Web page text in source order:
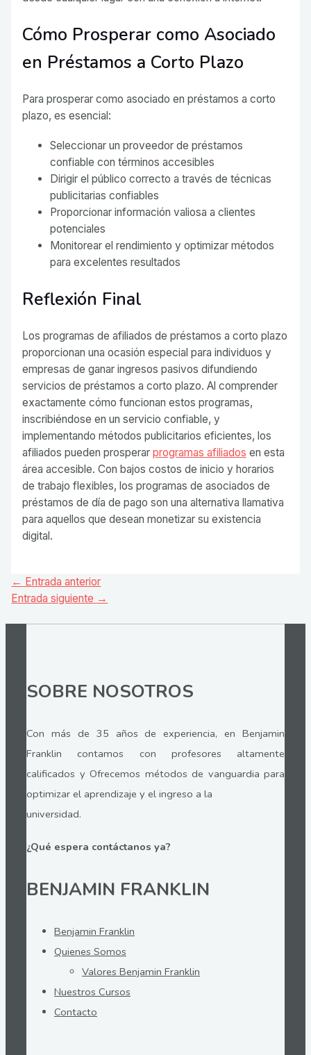
Cómo Prosperar como Asociado
en Préstamos a Corto Plazo
Para prosperar como asociado en préstamos a corto
plazo, es esencial:
Seleccionar un proveedor de préstamos
confiable con términos accesibles
Dirigir el público correcto a través de técnicas
publicitarias confiables
Proporcionar información valiosa a clientes
potenciales
Monitorear el rendimiento y optimizar métodos
para excelentes resultados
Reflexión Final
Los programas de afiliados de préstamos a corto plazo
proporcionan una ocasión especial para individuos y
empresas de ganar ingresos pasivos difundiendo
servicios de préstamos a corto plazo. Al comprender
exactamente cómo funcionan estos programas,
inscribiéndose en un servicio confiable, y
implementando métodos publicitarios eficientes, los
afiliados pueden prosperar programas afiliados en esta
área accesible. Con bajos costos de inicio y horarios
de trabajo flexibles, los programas de asociados de
préstamos de día de pago son una alternativa llamativa
para aquellos que desean monetizar su existencia
digital.
Navegación
de
← Entrada anterior
Entrada siguiente →
SOBRE NOSOTROS
Con más de 35 años de experiencia, en Benjamin
Franklin contamos con profesores altamente
calificados y Ofrecemos métodos de vanguardia para
optimizar el aprendizaje y el ingreso a la
universidad.
¿Qué espera contáctanos ya?
BENJAMIN FRANKLIN
Benjamin Franklin
Quienes Somos
Valores Benjamin Franklin
Nuestros Cursos
Contacto